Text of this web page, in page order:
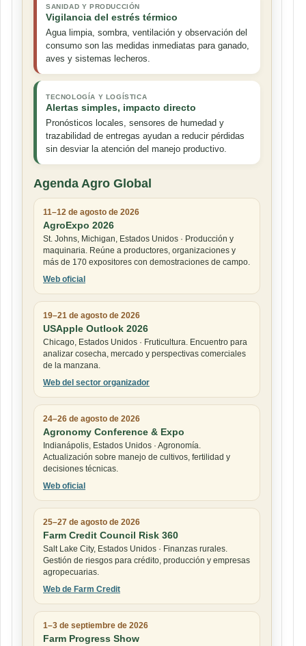
SANIDAD Y PRODUCCIÓN
Vigilancia del estrés térmico
Agua limpia, sombra, ventilación y observación del
consumo son las medidas inmediatas para ganado,
aves y sistemas lecheros.
TECNOLOGÍA Y LOGÍSTICA
Alertas simples, impacto directo
Pronósticos locales, sensores de humedad y
trazabilidad de entregas ayudan a reducir pérdidas
sin desviar la atención del manejo productivo.
Agenda Agro Global
11–12 de agosto de 2026
AgroExpo 2026
St. Johns, Michigan, Estados Unidos · Producción y
maquinaria. Reúne a productores, organizaciones y
más de 170 expositores con demostraciones de campo.
Web oficial
19–21 de agosto de 2026
USApple Outlook 2026
Chicago, Estados Unidos · Fruticultura. Encuentro para
analizar cosecha, mercado y perspectivas comerciales
de la manzana.
Web del sector organizador
24–26 de agosto de 2026
Agronomy Conference & Expo
Indianápolis, Estados Unidos · Agronomía.
Actualización sobre manejo de cultivos, fertilidad y
decisiones técnicas.
Web oficial
25–27 de agosto de 2026
Farm Credit Council Risk 360
Salt Lake City, Estados Unidos · Finanzas rurales.
Gestión de riesgos para crédito, producción y empresas
agropecuarias.
Web de Farm Credit
1–3 de septiembre de 2026
Farm Progress Show